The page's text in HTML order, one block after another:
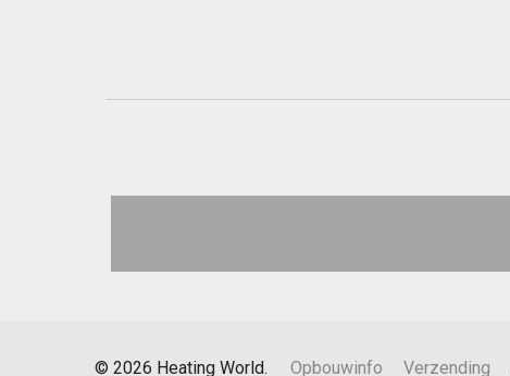
© 2026 Heating World. Opbouwinfo Verzending